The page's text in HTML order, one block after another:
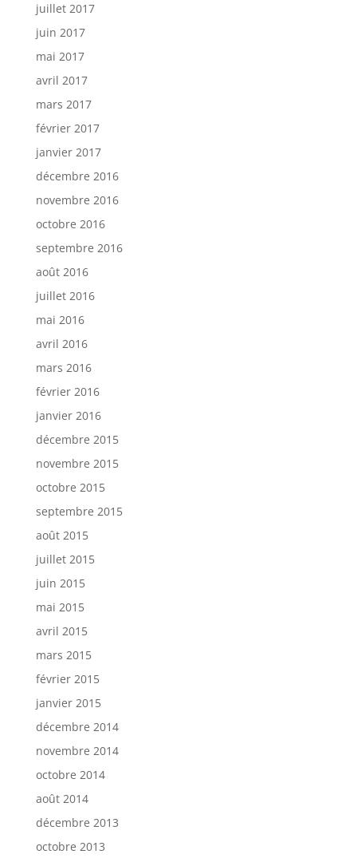
juillet 2017
juin 2017
mai 2017
avril 2017
mars 2017
février 2017
janvier 2017
décembre 2016
novembre 2016
octobre 2016
septembre 2016
août 2016
juillet 2016
mai 2016
avril 2016
mars 2016
février 2016
janvier 2016
décembre 2015
novembre 2015
octobre 2015
septembre 2015
août 2015
juillet 2015
juin 2015
mai 2015
avril 2015
mars 2015
février 2015
janvier 2015
décembre 2014
novembre 2014
octobre 2014
août 2014
décembre 2013
octobre 2013